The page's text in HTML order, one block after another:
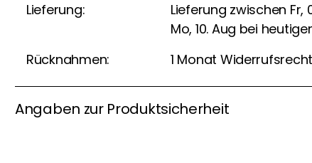
Lieferung:
Lieferung zwischen Fr,
Mo, 10. Aug bei
Rücknahmen:
1 Monat
Angaben zur Produktsicherheit